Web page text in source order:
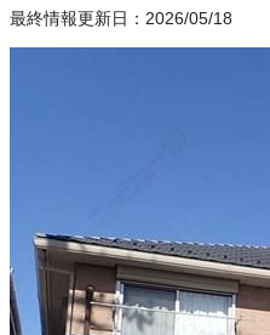
最終情報更新日：2026/05/18